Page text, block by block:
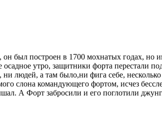
был построен в 1700 мохнатых годах,
утро, защитники форта перестали
людей, а там было,ни фига себе,
слона командующего фортом, исчез
А Форт забросили и его поглотили